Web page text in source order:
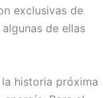
exclusivas de
de ellas
historia próxima